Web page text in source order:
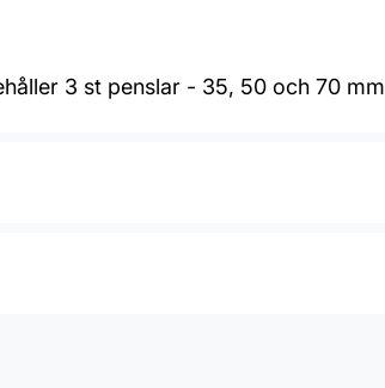
3 st penslar - 35, 50 och 70 mm